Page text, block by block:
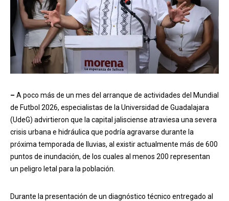
– A poco más de un mes del arranque de actividades del Mundial
de Futbol 2026, especialistas de la Universidad de Guadalajara
(UdeG) advirtieron que la capital jalisciense atraviesa una severa
crisis urbana e hidráulica que podría agravarse durante la
próxima temporada de lluvias, al existir actualmente más de 600
puntos de inundación, de los cuales al menos 200 representan
un peligro letal para la población.
Durante la presentación de un diagnóstico técnico entregado al